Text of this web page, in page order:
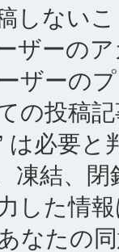
しない
ザーの
ザーの
の投稿
は必要
凍結、
した情
なたの